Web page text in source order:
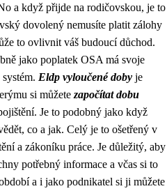
a když přijde na rodičovskou, je to
dovolený nemusíte platit zálohy
to ovlivnit váš budoucí důchod.
jako poplatek OSA má svoje
Eldp vyloučené doby je
si můžete započítat dobu
Je to podobný jako když
co a jak. Celý je to ošetřený v
a zákoníku práce. Je důležitý, aby
potřebný informace a včas si to
a i jako podnikatel si ji můžete